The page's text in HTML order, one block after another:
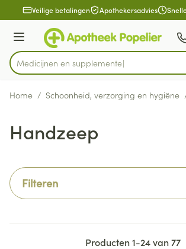
Ga naar de inhoud
1 van 1Veilige betalingen Apothekersadvies
Menu
Product, merk, categorie...
Medicij
Home / Schoonheid, verzorging en hygiëne
Handzeep
Filteren
Producten1-24van77